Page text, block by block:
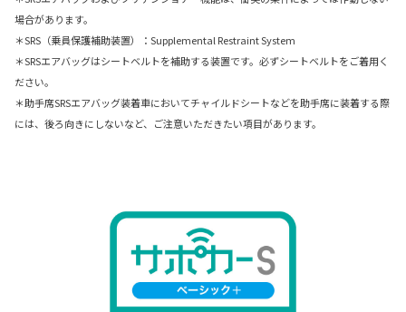
場合があります。
＊SRS（乗員保護補助装置）：Supplemental Restraint System
＊SRSエアバッグはシートベルトを補助する装置です。必ずシートベルトをご着用く
ださい。
＊助手席SRSエアバッグ装着車においてチャイルドシートなどを助手席に装着する際
には、後ろ向きにしないなど、ご注意いただきたい項目があります。